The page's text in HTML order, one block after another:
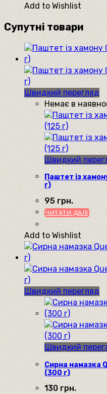
Add to Wishlist
Супутні товари
Швидкий перегляд
Немає в
Швидкий
Паштет із
г)
95 грн.
ЧИТАТИ ДАЛІ
Add to Wishlist
Швидкий перегляд
Швидкий
Сирна намазка
(300 г)
130 грн.